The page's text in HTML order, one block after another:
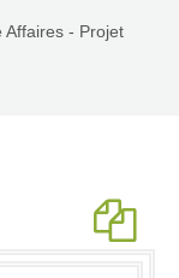
Affaires - Projet